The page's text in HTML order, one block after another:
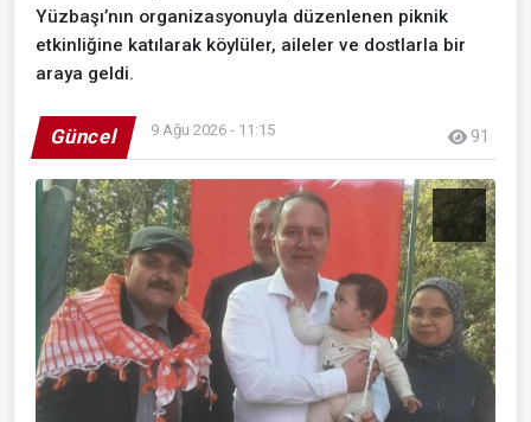
Yüzbaşı’nın organizasyonuyla düzenlenen piknik
etkinliğine katılarak köylüler, aileler ve dostlarla bir
araya geldi.
Güncel 9 Ağu 2026 - 11:15 91